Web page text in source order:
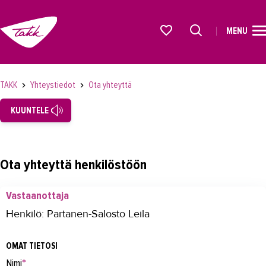
OPISKELIJAKSI
YRITYKSILLE
OMA TAKK
MENU
TAKK Yhteystiedot Ota yhteyttä
KUUNTELE
Ota yhteyttä henkilöstöön
Vastaanottaja
Henkilö: Partanen-Salosto Leila
OMAT TIETOSI
Nimi*